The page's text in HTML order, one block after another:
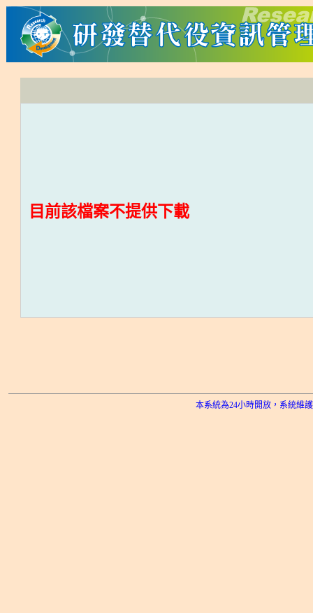
目前該檔案不提供下載
本系統為24小時開放，系統維